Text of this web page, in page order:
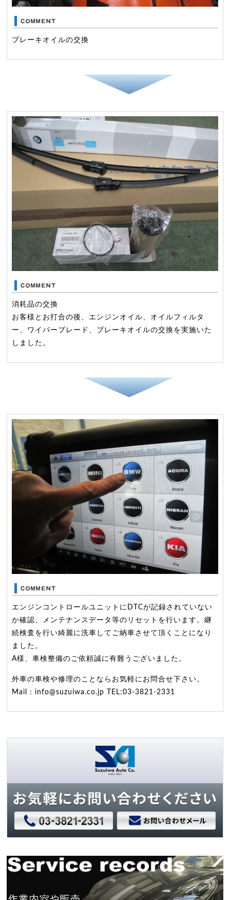
ブレーキオイルの交換
消耗品の交換
お客様とお打合の後、エンジンオイル、オイルフィルタ
ー、ワイパーブレード、ブレーキオイルの交換を実施いた
しました。
エンジンコントロールユニットにDTCが記録されていない
か確認、メンテナンスデータ等のリセットを行います。継
続検査を行い綺麗に洗車してご納車させて頂くことになり
ました。
A様、車検整備のご依頼誠に有難うございました。
外車の車検や修理のことならお気軽にお問合せ下さい。
Mail：info@suzuiwa.co.jp TEL:03-3821-2331